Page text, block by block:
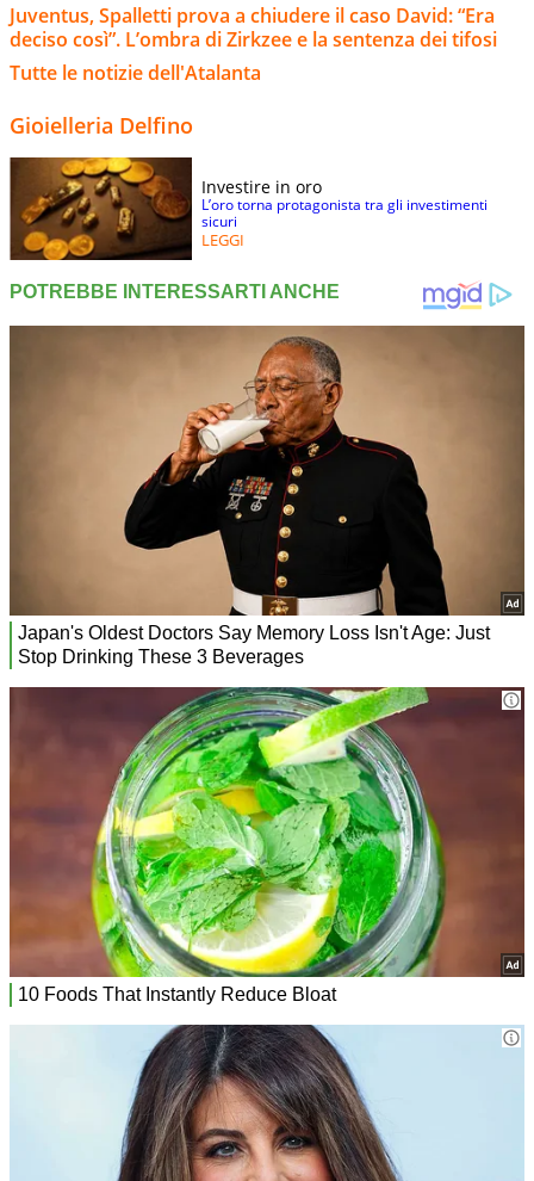
Juventus, Spalletti prova a chiudere il caso David: “Era
deciso così”. L’ombra di Zirkzee e la sentenza dei tifosi
Tutte le notizie dell'Atalanta
Gioielleria Delfino
Investire in oro
L’oro torna protagonista tra gli investimenti
sicuri
LEGGI